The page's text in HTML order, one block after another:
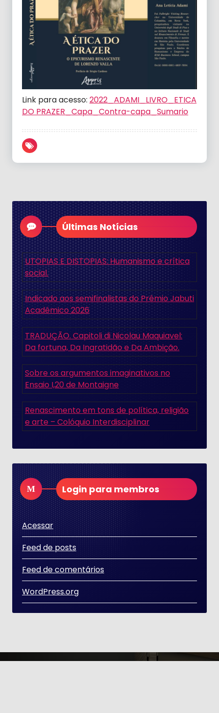
Link para acesso: 2022_ADAMI_LIVRO_ETICA
DO PRAZER_Capa_Contra-capa_Sumario
Últimas Notícias
UTOPIAS E DISTOPIAS: Humanismo e crítica
social.
Indicado aos semifinalistas do Prêmio Jabuti
Acadêmico 2026
TRADUÇÃO. Capitoli di Nicolau Maquiavel:
Da fortuna, Da Ingratidão e Da Ambição.
Sobre os argumentos imaginativos no
Ensaio I,20 de Montaigne
Renascimento em tons de política, religião
e arte – Colóquio Interdisciplinar
Login para membros
Acessar
Feed de posts
Feed de comentários
WordPress.org